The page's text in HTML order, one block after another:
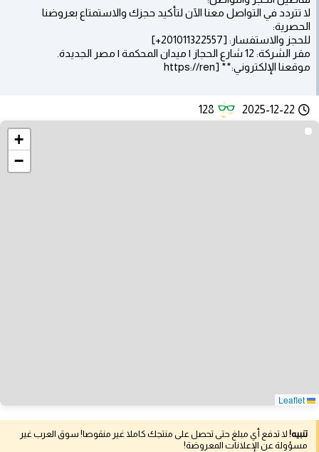
لا تتردد في التواصل معنا الآن لتأكيد حجزك والاستمتاع بعروضنا
الحصرية:
للحجز والاستفسار: [201011322557+]
مقر الشركة: 12 شارع الحجاز | ميدان المحكمة | مصر الجديدة.
موقعنا الإلكتروني:** [https://ren
2025-12-22
128
+
−
تنبيه! لا تدفع أي مبلغ حتى تحصل على منتجك كاملا غير منقوصا! سوق العرب غير
مسؤولة عن الإعلانات المعروضة!